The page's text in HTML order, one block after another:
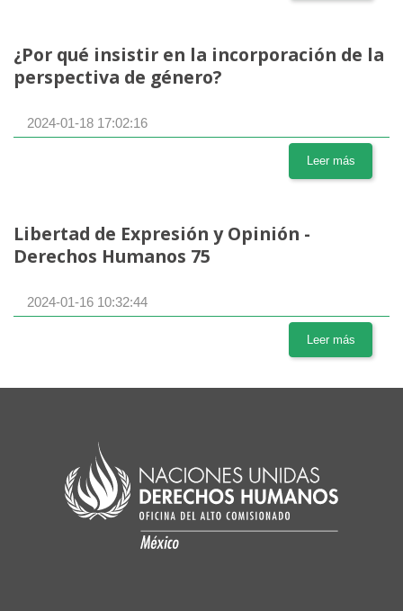
¿Por qué insistir en la incorporación de la
perspectiva de género?
2024-01-18 17:02:16
Leer más
Libertad de Expresión y Opinión -
Derechos Humanos 75
2024-01-16 10:32:44
Leer más